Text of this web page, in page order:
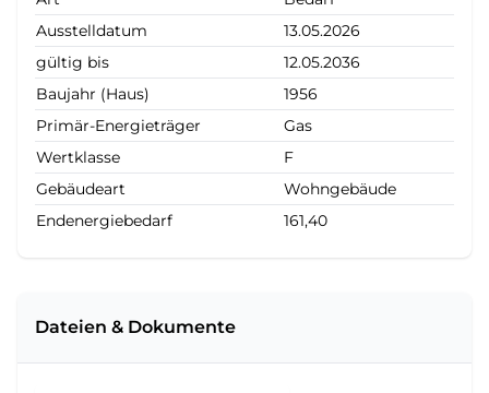
Ausstelldatum
13.05.2026
gültig bis
12.05.2036
Baujahr (Haus)
1956
Primär-Energieträger
Gas
Wertklasse
F
Gebäudeart
Wohngebäude
Endenergiebedarf
161,40
Dateien & Dokumente